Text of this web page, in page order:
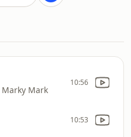
Marky Mark
10:56
10:53